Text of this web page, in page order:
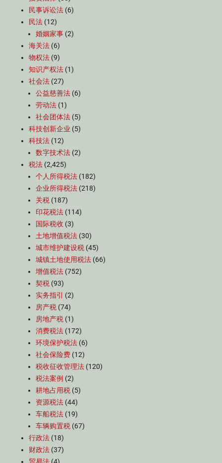
民事诉讼法 (6)
民法 (12)
婚姻家事 (2)
海关法 (6)
物权法 (9)
知识产权法 (1)
社会法 (27)
公益慈善法 (6)
劳动法 (1)
社会团体法 (5)
科技创新企业 (5)
科技法 (12)
数字技术法 (2)
税法 (2,425)
个人所得税法 (182)
企业所得税法 (218)
关税 (187)
印花税法 (114)
国际税收 (3)
土地增值税法 (30)
城市维护建设税 (45)
城镇土地使用税法 (66)
增值税法 (752)
契税 (93)
实务指引
(2)
房产税 (74)
房地产税 (1)
消费税法 (172)
环境保护税法 (6)
社会保险费 (12)
税收征收管理法 (120)
税法案例 (2)
耕地占用税 (5)
资源税法 (44)
车船税法 (19)
车辆购置税 (67)
行政法 (18)
财政法 (37)